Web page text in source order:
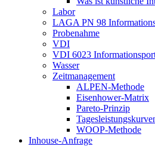
Labor
LAGA PN 98
Probenahme
VDI
VDI 6023
Wasser
Zeitmanagement
ALPEN-Methode
Eisenhower-Matrix
Pareto-Prinzip
WOOP-Methode
Inhouse-Anfrage